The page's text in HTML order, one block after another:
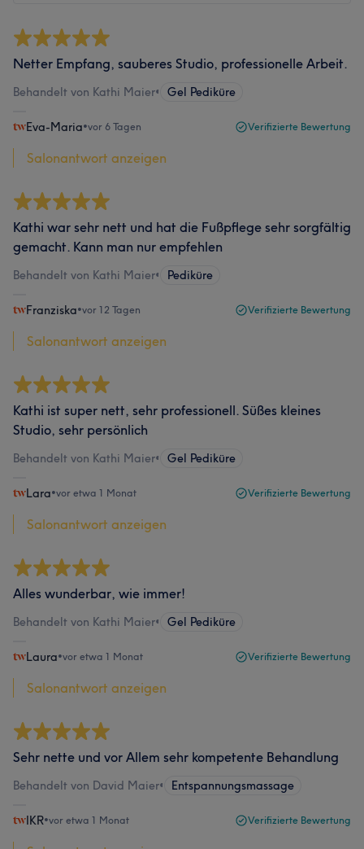
Netter Empfang, sauberes Studio, professionelle Arbeit.
Behandelt von Kathi Maier• Gel Pediküre
Eva-Maria•vor 6 Tagen Verifizierte Bewertung
Salonantwort anzeigen
Kathi war sehr nett und hat die Fußpflege sehr sorgfältig
gemacht. Kann man nur empfehlen
Behandelt von Kathi Maier• Pediküre
Franziska•vor 12 Tagen Verifizierte Bewertung
Salonantwort anzeigen
Kathi ist super nett, sehr professionell. Süßes kleines
Studio, sehr persönlich
Behandelt von Kathi Maier• Gel Pediküre
Lara•vor etwa 1 Monat Verifizierte Bewertung
Salonantwort anzeigen
Alles wunderbar, wie immer!
Behandelt von Kathi Maier• Gel Pediküre
Laura•vor etwa 1 Monat Verifizierte Bewertung
Salonantwort anzeigen
Sehr nette und vor Allem sehr kompetente Behandlung
Behandelt von David Maier• Entspannungsmassage
IKR•vor etwa 1 Monat Verifizierte Bewertung